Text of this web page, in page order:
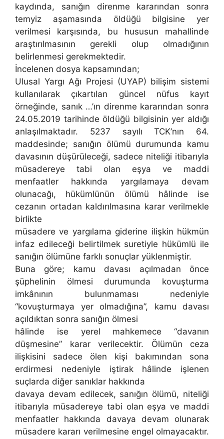
kaydında, sanığın direnme kararından sonra
temyiz aşamasında öldüğü bilgisine yer
verilmesi karşısında, bu hususun mahallinde
araştırılmasının gerekli olup olmadığının
belirlenmesi gerekmektedir.
İncelenen dosya kapsamından;
Ulusal Yargı Ağı Projesi (UYAP) bilişim sistemi
kullanılarak çıkartılan güncel nüfus kayıt
örneğinde, sanık …’ın direnme kararından sonra
24.05.2019 tarihinde öldüğü bilgisinin yer aldığı
anlaşılmaktadır. 5237 sayılı TCK’nın 64.
maddesinde; sanığın ölümü durumunda kamu
davasının düşürüleceği, sadece niteliği itibarıyla
müsadereye tabi olan eşya ve maddi
menfaatler hakkında yargılamaya devam
olunacağı, hükümlünün ölümü hâlinde ise
cezanın ortadan kaldırılmasına karar verilmekle
birlikte
müsadere ve yargılama giderine ilişkin hükmün
infaz edileceği belirtilmek suretiyle hükümlü ile
sanığın ölümüne farklı sonuçlar yüklenmiştir.
Buna göre; kamu davası açılmadan önce
şüphelinin ölmesi durumunda kovuşturma
imkânının bulunmaması nedeniyle
“kovuşturmaya yer olmadığına”, kamu davası
açıldıktan sonra sanığın ölmesi
hâlinde ise yerel mahkemece “davanın
düşmesine” karar verilecektir. Ölümün ceza
ilişkisini sadece ölen kişi bakımından sona
erdirmesi nedeniyle iştirak hâlinde işlenen
suçlarda diğer sanıklar hakkında
davaya devam edilecek, sanığın ölümü, niteliği
itibarıyla müsadereye tabi olan eşya ve maddi
menfaatler hakkında davaya devam olunarak
müsadere kararı verilmesine engel olmayacaktır.